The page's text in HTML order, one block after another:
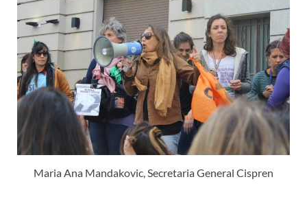
Maria Ana Mandakovic, Secretaria General Cispren